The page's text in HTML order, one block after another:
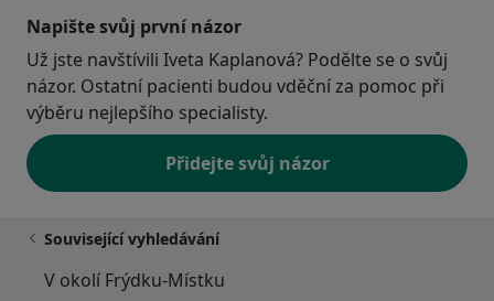
Napište svůj první názor
Už jste navštívili Iveta Kaplanová? Podělte se o svůj
názor. Ostatní pacienti budou vděční za pomoc při
výběru nejlepšího specialisty.
Přidejte svůj názor
Související vyhledávání
V okolí Frýdku-Místku